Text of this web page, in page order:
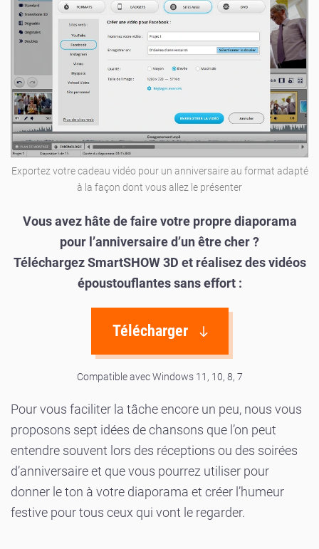
Exportez votre cadeau vidéo pour un anniversaire au format adapté
à la façon dont vous allez le présenter
Vous avez hâte de faire votre propre diaporama
pour l’anniversaire d’un être cher ?
Téléchargez SmartSHOW 3D et réalisez des vidéos
époustouflantes sans effort :
Télécharger
Compatible avec Windows 11, 10, 8, 7
Pour vous faciliter la tâche encore un peu, nous vous
proposons sept idées de chansons que l’on peut
entendre souvent lors des réceptions ou des soirées
d’anniversaire et que vous pourrez utiliser pour
donner le ton à votre diaporama et créer l’humeur
festive pour tous ceux qui vont le regarder.